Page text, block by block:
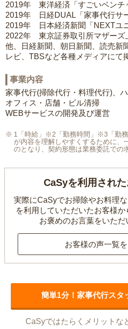
2019年 東洋経済「すごいベンチ
2019年 日経DUAL「家事代行サ
2019年 日本経済新聞「NEXTユ
2022年 東京証券取引所マザーズ
他、日経新聞、朝日新聞、読売新
レビ、TBSなど各種メディアにて
事業内容
家事代行(掃除代行・料理代行)、
オフィス・店舗・ビル清掃
WEBサービスの開発及び運営
1「時給」※2「勤務時間」※3「勤
が内容を理解しやすくするために、
のとなり、契約形態は業務委託での
CaSyを利用され
実際にCaSyでお掃除やお料理
を利用していただいたお客様か
お褒めのお言葉をいただ
お客様の声一覧
簡単1分！家事代行スタ
CaSyではたらくメリットな